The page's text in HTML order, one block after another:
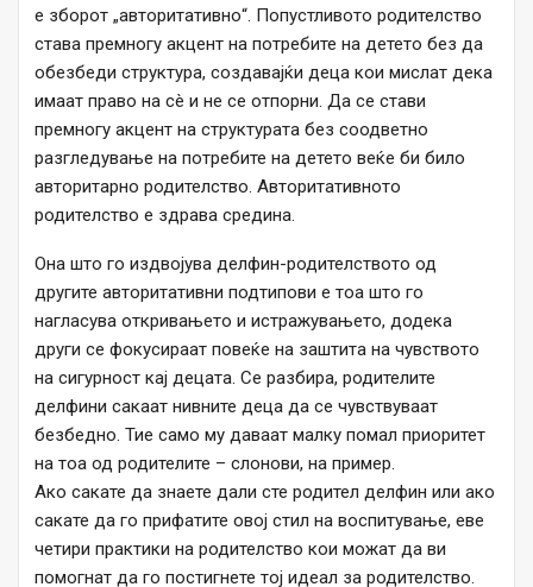
е зборот „авторитативно“. Попустливото родителство
става премногу акцент на потребите на детето без да
обезбеди структура, создавајќи деца кои мислат дека
имаат право на сè и не се отпорни. Да се ​​стави
премногу акцент на структурата без соодветно
разгледување на потребите на детето веќе би било
авторитарно родителство. Авторитативното
родителство е здрава средина.
Она што го издвојува делфин-родителството од
другите авторитативни подтипови е тоа што го
нагласува откривањето и истражувањето, додека
други се фокусираат повеќе на заштита на чувството
на сигурност кај децата. Се разбира, родителите
делфини сакаат нивните деца да се чувствуваат
безбедно. Тие само му даваат малку помал приоритет
на тоа од родителите – слонови, на пример.
Ако сакате да знаете дали сте родител делфин или ако
сакате да го прифатите овој стил на воспитување, еве
четири практики на родителство кои можат да ви
помогнат да го постигнете тој идеал за родителство.